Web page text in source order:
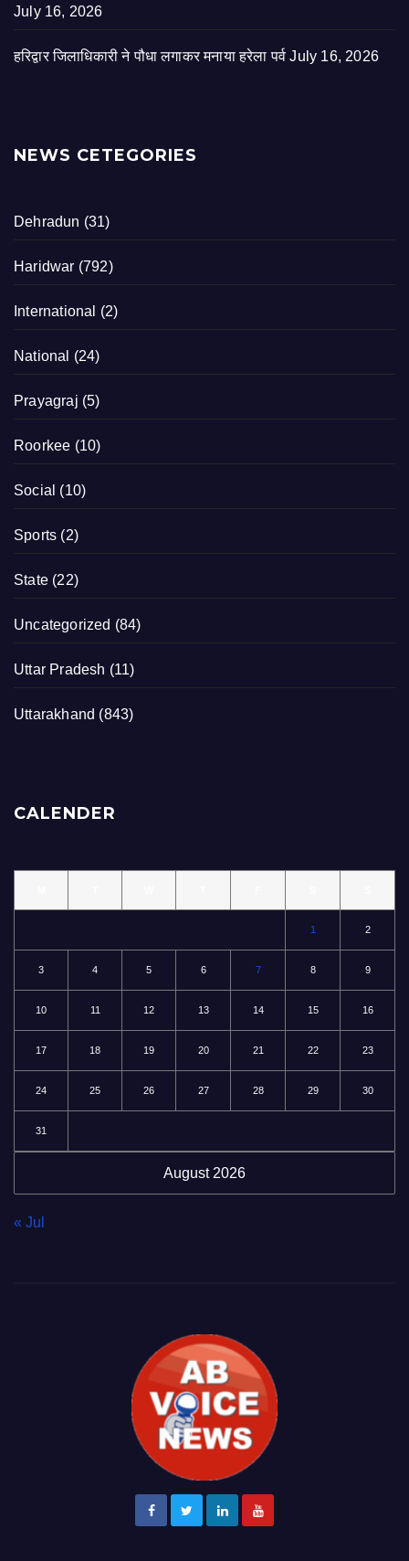
July 16, 2026
हरिद्वार जिलाधिकारी ने पौधा लगाकर मनाया हरेला पर्व July 16, 2026
NEWS CETEGORIES
Dehradun (31)
Haridwar (792)
International (2)
National (24)
Prayagraj (5)
Roorkee (10)
Social (10)
Sports (2)
State (22)
Uncategorized (84)
Uttar Pradesh (11)
Uttarakhand (843)
CALENDER
August 2026
1 2
3 4 5 6 7 8 9
10 11 12 13 14 15 16
17 18 19 20 21 22 23
24 25 26 27 28 29 30
31
« Jul